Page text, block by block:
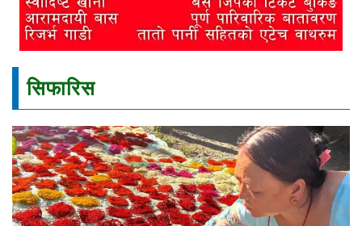
सिफारिस